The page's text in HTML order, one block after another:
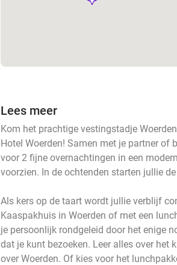
Lees meer
Kom het prachtige vestingstadje
Hotel Woerden! Samen met je partner of
voor 2 fijne overnachtingen in een
voorzien. In de ochtenden starten jullie
Als kers op de taart wordt jullie verblijf
Kaaspakhuis in Woerden of met een
je persoonlijk rondgeleid door het enige
dat je kunt bezoeken. Leer alles over het
over Woerden. Of kies voor het